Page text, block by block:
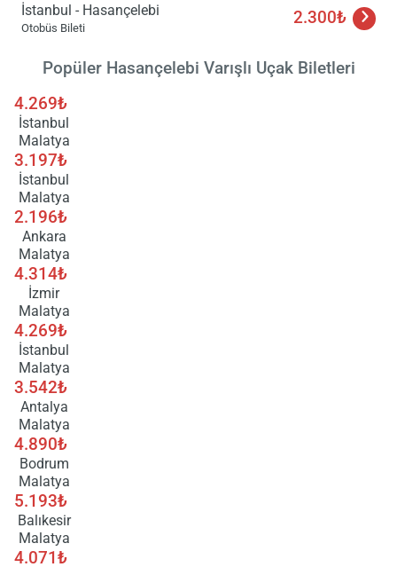
İstanbul - Hasançelebi
Otobüs Bileti 2.300₺
Popüler Hasançelebi Varışlı Uçak Biletleri
4.269₺
İstanbul
Malatya
3.197₺
İstanbul
Malatya
2.196₺
Ankara
Malatya
4.314₺
İzmir
Malatya
4.269₺
İstanbul
Malatya
3.542₺
Antalya
Malatya
4.890₺
Bodrum
Malatya
5.193₺
Balıkesir
Malatya
4.071₺